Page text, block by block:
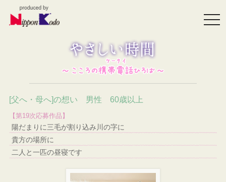
[父へ・母へ]の想い 男性 60歳以上
【第19次応募作品】
陽だまりに三毛が割り込み川の字に
貴方の場所に
二人と一匹の昼寝です